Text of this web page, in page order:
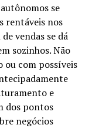
se
rentáveis nos
vendas se dá
sozinhos. Não
ou com possíveis
e
dos pontos
negócios